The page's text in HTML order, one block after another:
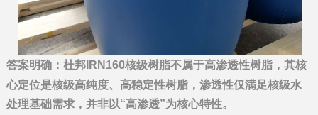
答案明确：杜邦IRN160核级树脂不属于高渗透性树脂，其核
心定位是核级高纯度、高稳定性树脂，渗透性仅满足核级水
处理基础需求，并非以“高渗透”为核心特性。